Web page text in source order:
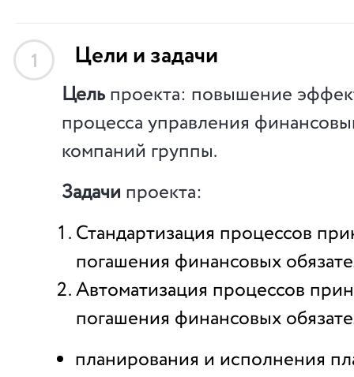
1 Цели и задачи
Цельпроекта: повышение
процесса управления
компаний группы.
Задачи проекта:
Стандартизация процессов
погашения финансовых
Автоматизация процессов
погашения финансовых
планирования и исполнения